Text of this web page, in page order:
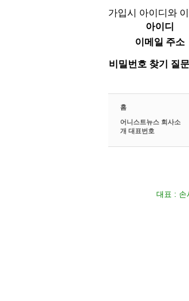
가입시 아이디와
아이디
이메일 주소
비밀번호 찾기 질
홈
어니스트뉴스 회사소
개 대표번호
대표 : 손